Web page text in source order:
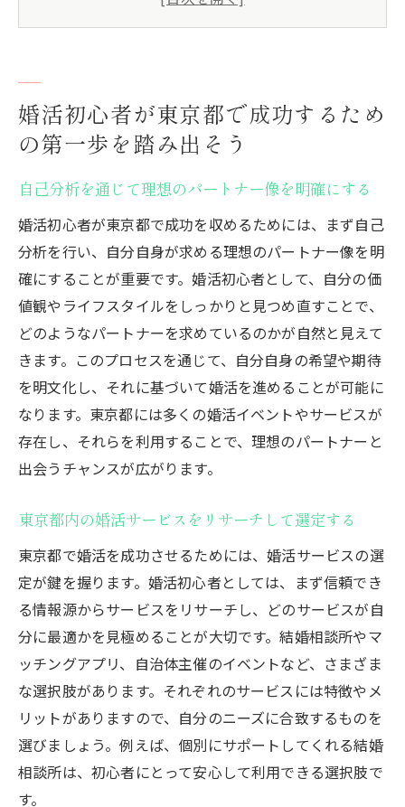
東京都内の婚活サービスをリサーチして選
信頼できる友人や家族からの意見を参考に
する
オンラインプラットフォームを利用して幅
広く出会いを探す
地元の婚活イベントに参加して実際の交流
を増やす
東京都で婚活初心者が知っておくべき成功への
ステップ
婚活に必要な心構えと準備を整える
東京都で人気の婚活スポットをチェックす
る
AIマッチングサービスの利用方法を学ぶ
婚活に役立つコミュニケーションスキルを
向上させる
婚活における自己プレゼンテーションの重
要性を理解する
初心者でも安心して婚活を始めるための東京都
ガイド
東京都の婚活支援制度を活用する方法
安全に婚活イベントに参加するためのポイ
ント
初心者でも安心な婚活アプリの選び方
婚活初心者が東京都で成功するため
の第一歩を踏み出そう
自己分析を通じて理想のパートナー像を明確にする
婚活初心者が東京都で成功を収めるためには、まず自己
分析を行い、自分自身が求める理想のパートナー像を明
確にすることが重要です。婚活初心者として、自分の価
値観やライフスタイルをしっかりと見つめ直すことで、
どのようなパートナーを求めているのかが自然と見えて
きます。このプロセスを通じて、自分自身の希望や期待
を明文化し、それに基づいて婚活を進めることが可能に
なります。東京都には多くの婚活イベントやサービスが
存在し、それらを利用することで、理想のパートナーと
出会うチャンスが広がります。
東京都内の婚活サービスをリサーチして選定する
東京都で婚活を成功させるためには、婚活サービスの選
定が鍵を握ります。婚活初心者としては、まず信頼でき
る情報源からサービスをリサーチし、どのサービスが自
分に最適かを見極めることが大切です。結婚相談所やマ
ッチングアプリ、自治体主催のイベントなど、さまざま
な選択肢があります。それぞれのサービスには特徴やメ
リットがありますので、自分のニーズに合致するものを
選びましょう。例えば、個別にサポートしてくれる結婚
相談所は、初心者にとって安心して利用できる選択肢で
す。